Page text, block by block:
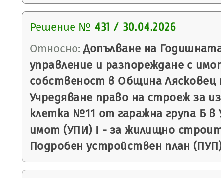
Решение № 431 / 30.04.2026
Относно: Допълване на
управление и разпореждане с
собственост в Община Лясковец
Учредяване право на строеж за
клетка №11 от гаражна група Б в
имот (УПИ) I - за жилищно
Подробен устройствен план